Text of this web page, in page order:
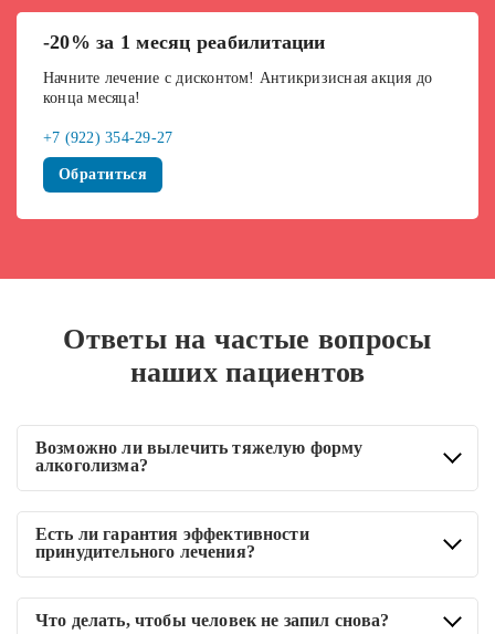
-20% за 1 месяц реабилитации
Начните лечение с дисконтом! Антикризисная акция до
конца месяца!
+7 (922) 354-29-27
Обратиться
Ответы на частые вопросы
наших пациентов
Возможно ли вылечить тяжелую форму
алкоголизма?
Алкоголизм успешно лечится на любых стадиях, если сам
пациент мотивирован на выздоровление, и подобрана
грамотная тактика лечения и реабилитации.
Есть ли гарантия эффективности
принудительного лечения?
Схема терапии строится на основе проверенных
Что делать, чтобы человек не запил снова?